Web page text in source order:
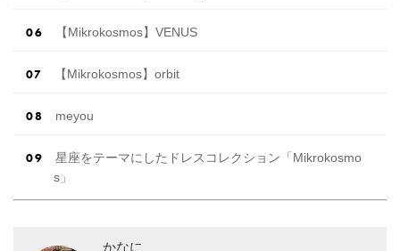
【Mikrokosmos】VENUS
【Mikrokosmos】orbit
meyou
星座をテーマにしたドレスコレクション「Mikrokosmo
s」
かなに